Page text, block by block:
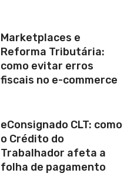
Marketplaces e
Reforma Tributária:
como evitar erros
fiscais no e-commerce
eConsignado CLT: como
o Crédito do
Trabalhador afeta a
folha de pagamento